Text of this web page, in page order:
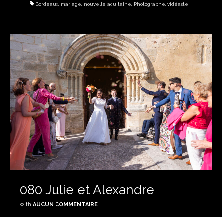
Bordeaux, mariage, nouvelle aquitaine, Photographe, vidéaste
080 Julie et Alexandre
with AUCUN COMMENTAIRE